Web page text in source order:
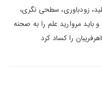
زودباوری، سطحی نگری،
باید مروارید علم را به صحنه
را کساد کرد